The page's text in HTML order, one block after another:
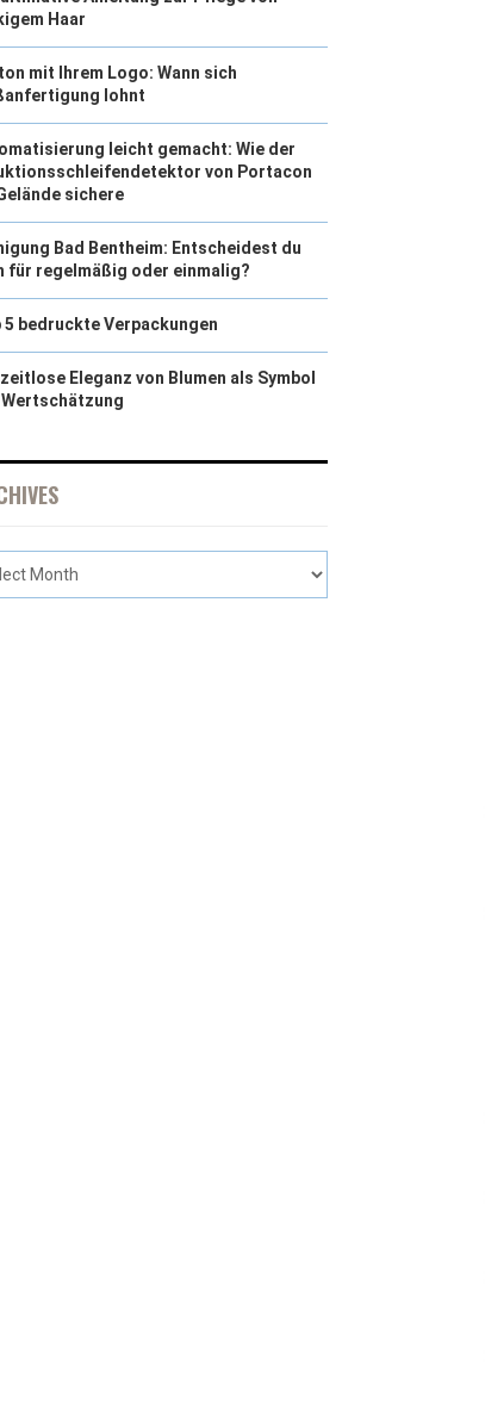
Haar
mit Ihrem Logo: Wann sich
lohnt
leicht gemacht: Wie der
von Portacon
sichere
Bad Bentheim: Entscheidest du
für regelmäßig oder einmalig?
5 bedruckte Verpackungen
zeitlose Eleganz von Blumen als Symbol